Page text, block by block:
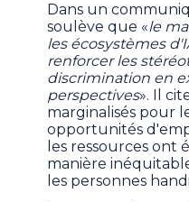
Dans un
soulève que «le
les écosystèmes
renforcer les
discrimination en
perspectives». Il
marginalisés pour
opportunités
les ressources ont
manière
les personnes